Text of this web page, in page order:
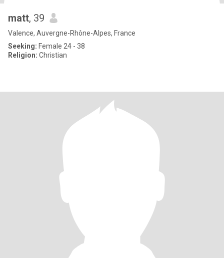
matt, 39
Valence, Auvergne-Rhône-Alpes, France
Seeking: Female 24 - 38
Religion: Christian